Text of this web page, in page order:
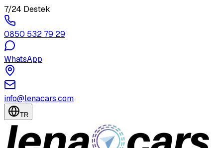
7/24 Destek
0850 532 79 29
WhatsApp
info@lenacars.com
TR